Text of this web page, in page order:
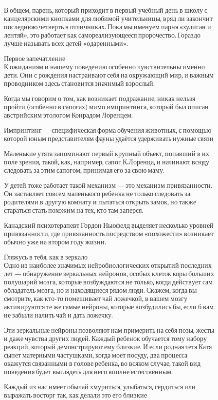
В общем, парень, который приходит в первый учебный день в школу с
канцелярскими кнопками для любимой учительницы, вряд ли закончит
последнюю четверть в отличниках. Пока мы именуем парня «хулиган и
лентяй», это работает как самореализующееся пророчество. Гораздо
лучше называть всех детей «одаренными».
Первое запечатление
К ожиданиям и нашему поведению особенно чувствительны именно
дети. Они с рождения настраивают себя на окружающий мир, и важным
проводником здесь становится значимый взрослый.
Когда мы говорим о том, как возникает подражание, никак нельзя
пройти (особенно в сапогах) мимо импринтинга, который был описан
австрийским этологом Конрадом Лоренцем.
Импринтинг — специфическая форма обучения животных, с помощью
которой юным представителям фауны удаётся удерживать нужные связи
Маленькие утята запоминают первый крупный объект, попавший в их
поле зрения, такой, как, например, сапог К.Лоренца, и начинают всюду
следовать за этим сапогом, принимая его за свою маму.
У детей тоже работает такой механизм — это механизм привязанности.
Он заставляет совсем маленького ребенка не только следовать за
родителями в другую комнату и пытаться открыть замок, но также
стараться стать похожим на тех, кто там заперся.
Канадский психотерапевт Гордон Ньюфелд выделяет несколько уровней
привязанности, где привязанность посредством «похожести» возникает
обычно уже на втором году жизни.
Гляжусь в тебя, как в зеркало
Одно из наиболее значимых нейробиологических открытий последних
лет — обнаружение зеркальных нейронов, особых клеток коры больших
полушарий мозга, которые возбуждаются не только, когда действует сам
обладатель мозга, но и находящиеся рядом люди. Скажем, когда вы
смотрите, как кто-то помешивает чай ложечкой, в вашем мозгу
активируются те же самые нейроны, которые возбудились бы, если б вам
не забыли налить чай и дать ложечку.
Эти зеркальные нейроны позволяют нам примерить на себя позы, жесты
и даже чувства других людей. Каждый ребенок обучается тому набору
реакций, который демонстрируют ему близкие. И если родная тетя Катя
сыпет матерными частушками, когда моет посуду, два процесса
окажутся связанными в голове ребенка, во всяком случае, такой вид
поведения будет выглядеть для него вполне естественным.
Каждый из нас имеет обычай хмуриться, улыбаться, сердиться или
выражать восторг так, как делали это его близкие